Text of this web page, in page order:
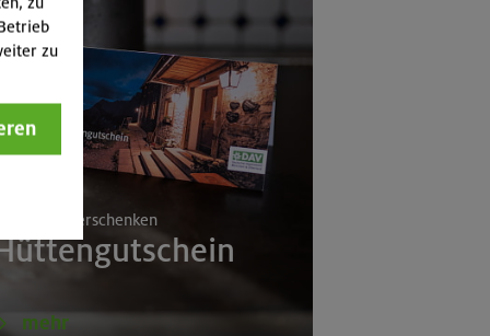
verschenken
mehr
zu